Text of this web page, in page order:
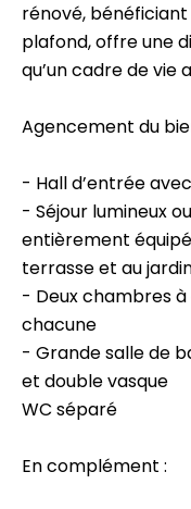
rénové, bénéficiant
plafond, offre une
qu’un cadre de vie
Agencement du
- Hall d’entrée
- Séjour lumineux
entièrement
terrasse et au
- Deux chambres à
chacune
- Grande salle de
et double vasque
WC séparé
En complément :